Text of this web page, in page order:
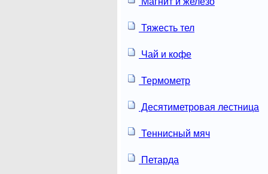
Тяжесть тел
Чай и кофе
Термометр
Десятиметровая лестница
Теннисный мяч
Петарда